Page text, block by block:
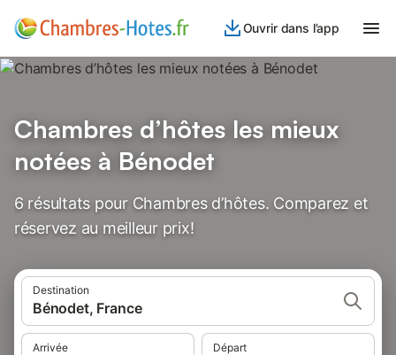
Ouvrir dans l’app
Chambres d’hôtes les mieux
notées à Bénodet
6 résultats pour Chambres d’hôtes. Comparez et
réservez au meilleur prix!
Destination
Bénodet, France
Arrivée Départ